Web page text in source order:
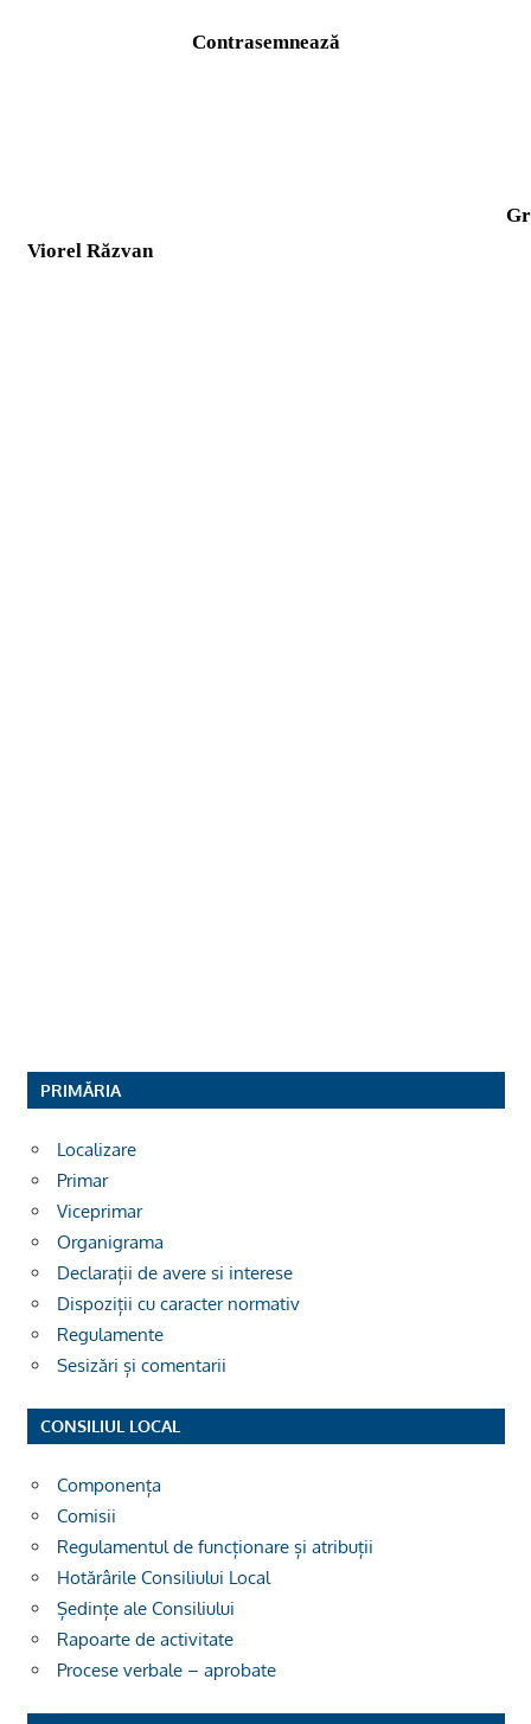
Contrasemnează
Viorel Răzvan
PRIMĂRIA
Localizare
Primar
Viceprimar
Organigrama
Declarații de avere si interese
Dispoziții cu caracter normativ
Regulamente
Sesizări și comentarii
CONSILIUL LOCAL
Componența
Comisii
Regulamentul de funcționare și atribuții
Hotărârile Consiliului Local
Ședințe ale Consiliului
Rapoarte de activitate
Procese verbale – aprobate